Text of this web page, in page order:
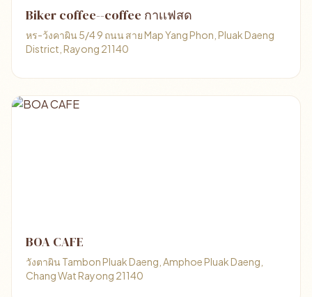
Biker coffee--coffee กาเเฟสด
หร-ว้งคาผิน 5/4 9 ถนน สาย Map Yang Phon, Pluak Daeng
District, Rayong 21140
BOA CAFE
วังตาผิน Tambon Pluak Daeng, Amphoe Pluak Daeng,
Chang Wat Rayong 21140